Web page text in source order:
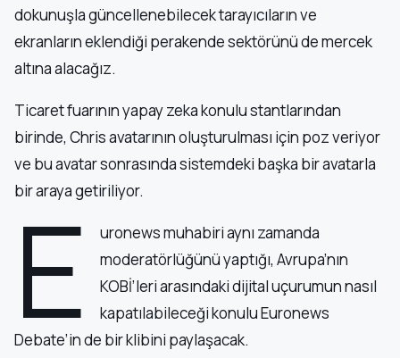
dokunuşla güncellenebilecek tarayıcıların ve
ekranların eklendiği perakende sektörünü de mercek
altına alacağız.
Ticaret fuarının yapay zeka konulu stantlarından
birinde, Chris avatarının oluşturulması için poz veriyor
ve bu avatar sonrasında sistemdeki başka bir avatarla
bir araya getiriliyor.
E
uronews muhabiri aynı zamanda
moderatörlüğünü yaptığı, Avrupa’nın
KOBİ’leri arasındaki dijital uçurumun nasıl
kapatılabileceği konulu Euronews
Debate’in de bir klibini paylaşacak.